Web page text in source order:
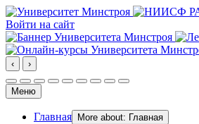
Войти на сайт
‹ ›
Меню
Главная More about: Главная